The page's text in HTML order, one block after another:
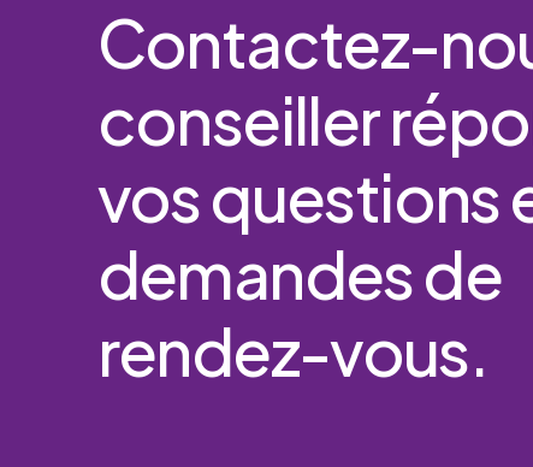
Contactez-
conseiller
vosquestions
demandesde
rendez-vous.